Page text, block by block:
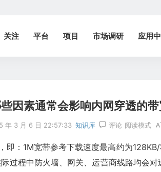
关注 平台 项目 市场调研 应用
因素通常会影响内网穿透的
年 3 月 6 日 22:57:33 知识库 评论 阅读模式
即：1M宽带参考下载速度最高约为
过程中防火墙、网关、运营商线路均会